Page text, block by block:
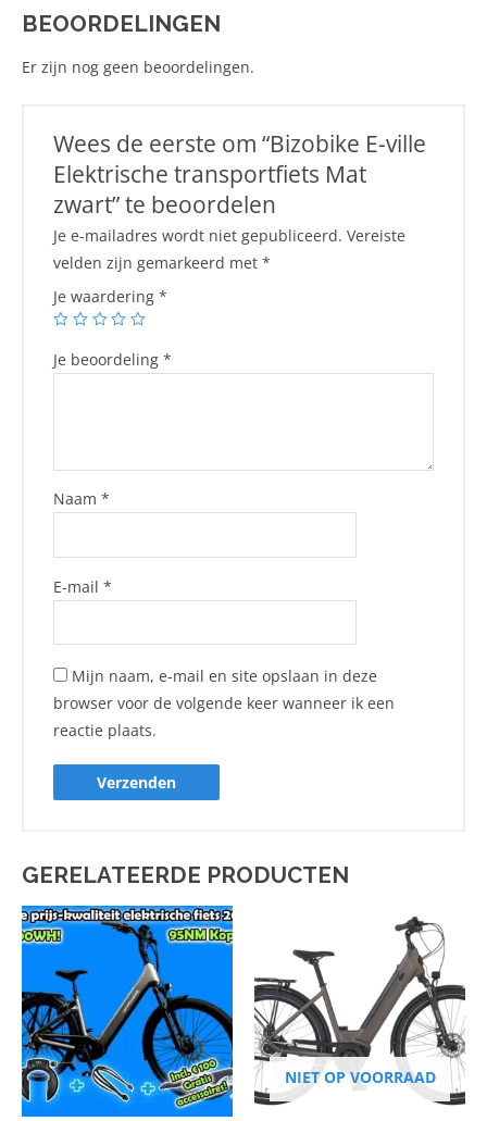
BEOORDELINGEN
Er zijn nog geen beoordelingen.
Wees de eerste om “Bizobike E-ville
Elektrische transportfiets Mat
zwart” te beoordelen
Je e-mailadres wordt niet gepubliceerd. Vereiste
velden zijn gemarkeerd met*
Je waardering*
Je beoordeling*
Naam*
E-mail*
Mijn naam, e-mail en site opslaan in deze
browser voor de volgende keer wanneer ik een
reactie plaats.
GERELATEERDE PRODUCTEN
NIET OP VOORRAAD